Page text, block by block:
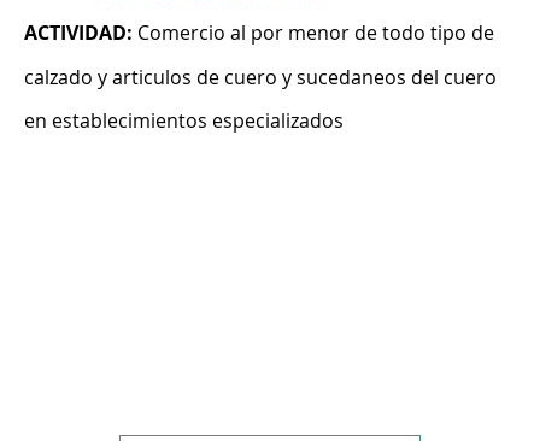
ACTIVIDAD: Comercio al por menor de todo tipo de
calzado y articulos de cuero y sucedaneos del cuero
en establecimientos especializados